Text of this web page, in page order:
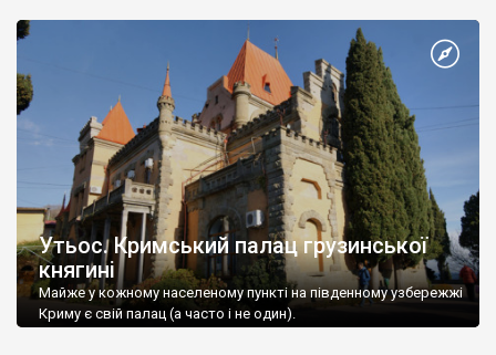
Утьос. Кримський палац грузинської
княгині
Майже у кожному населеному пункті на південному узбережжі
Криму є свій палац (а часто і не один).